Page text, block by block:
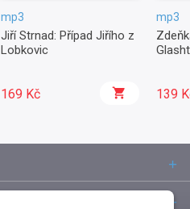
mp3
Jiří Strnad: Případ Jiřího z
Lobkovic
169 Kč
mp3
139